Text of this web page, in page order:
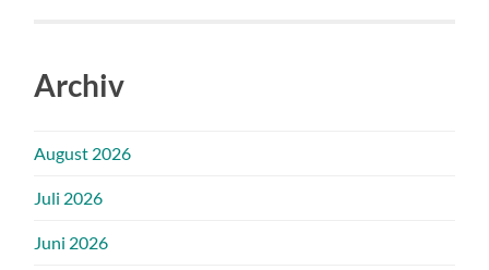
Archiv
August 2026
Juli 2026
Juni 2026